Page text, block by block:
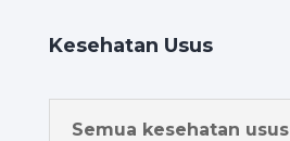
Kesehatan Usus
Semua kesehatan usus